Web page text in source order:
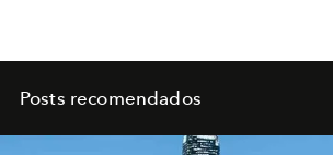
Posts recomendados